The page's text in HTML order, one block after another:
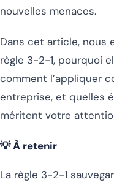
nouvelles menaces.
Dans cet article, nous
règle 3-2-1, pourquoi
comment l’appliquer
entreprise, et quelles
méritent votre
💡 À retenir
La règle 3-2-1